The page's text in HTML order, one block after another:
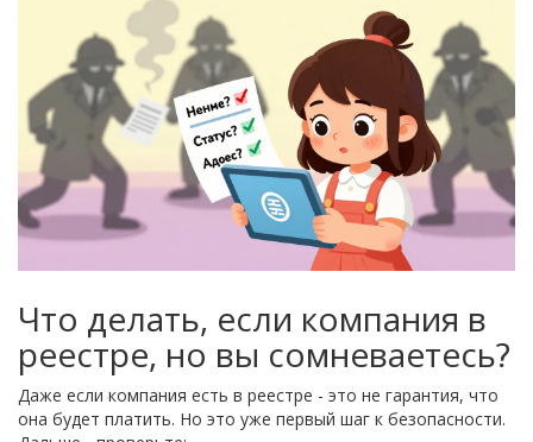
Что делать, если компания в
реестре, но вы сомневаетесь?
Даже если компания есть в реестре - это не гарантия, что
она будет платить. Но это уже первый шаг к безопасности.